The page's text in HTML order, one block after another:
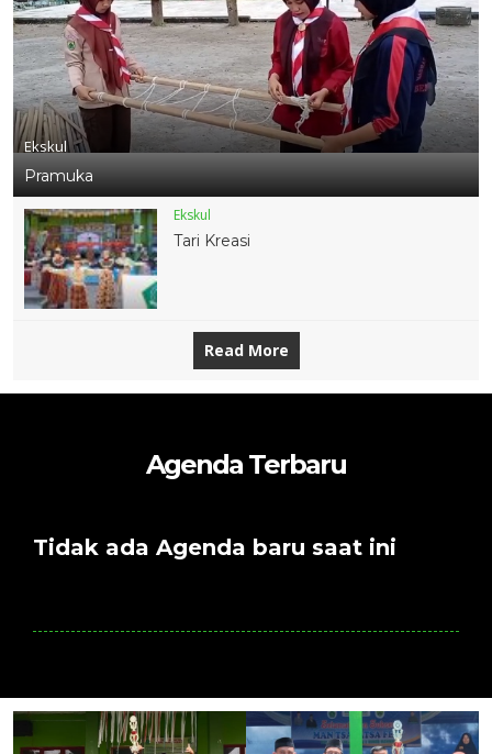
Ekskul
Pramuka
Ekskul
Tari Kreasi
Read More
Agenda Terbaru
Tidak ada Agenda baru saat ini